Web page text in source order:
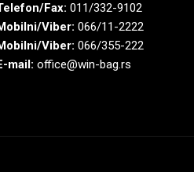
Fax: 011/332-9102
Viber: 066/11-2222
Viber: 066/355-222
mail: office@win-bag.rs